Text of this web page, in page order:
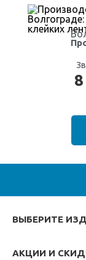
ВЫБЕРИТЕ
АКЦИИ И